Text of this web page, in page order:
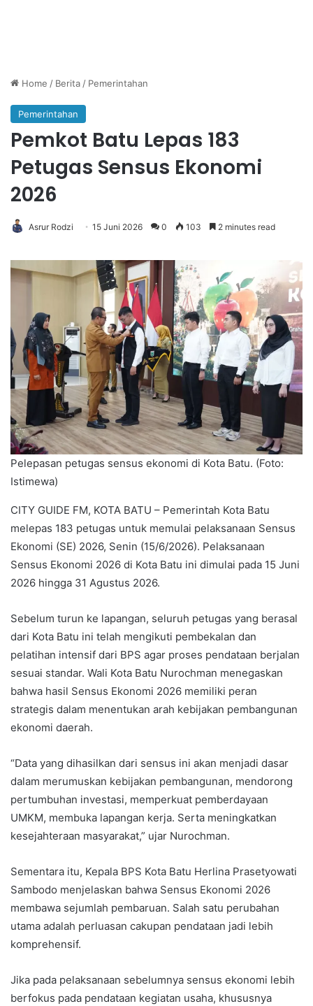
Home / Berita / Pemerintahan
Pemerintahan
Pemkot Batu Lepas 183
Petugas Sensus Ekonomi
2026
Asrur Rodzi 15 Juni 2026 0 103 2 minutes read
Pelepasan petugas sensus ekonomi di Kota Batu. (Foto:
Istimewa)
CITY GUIDE FM, KOTA BATU – Pemerintah Kota Batu
melepas 183 petugas untuk memulai pelaksanaan Sensus
Ekonomi (SE) 2026, Senin (15/6/2026). Pelaksanaan
Sensus Ekonomi 2026 di Kota Batu ini dimulai pada 15 Juni
2026 hingga 31 Agustus 2026.
Sebelum turun ke lapangan, seluruh petugas yang berasal
dari Kota Batu ini telah mengikuti pembekalan dan
pelatihan intensif dari BPS agar proses pendataan berjalan
sesuai standar. Wali Kota Batu Nurochman menegaskan
bahwa hasil Sensus Ekonomi 2026 memiliki peran
strategis dalam menentukan arah kebijakan pembangunan
ekonomi daerah.
“Data yang dihasilkan dari sensus ini akan menjadi dasar
dalam merumuskan kebijakan pembangunan, mendorong
pertumbuhan investasi, memperkuat pemberdayaan
UMKM, membuka lapangan kerja. Serta meningkatkan
kesejahteraan masyarakat,” ujar Nurochman.
Sementara itu, Kepala BPS Kota Batu Herlina Prasetyowati
Sambodo menjelaskan bahwa Sensus Ekonomi 2026
membawa sejumlah pembaruan. Salah satu perubahan
utama adalah perluasan cakupan pendataan jadi lebih
komprehensif.
Jika pada pelaksanaan sebelumnya sensus ekonomi lebih
berfokus pada pendataan kegiatan usaha, khususnya